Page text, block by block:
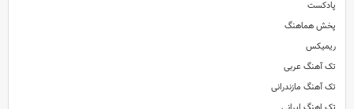
پادکست
پخش هماهنگ
ریمیکس
تک آهنگ عربی
تک آهنگ مازندرانی